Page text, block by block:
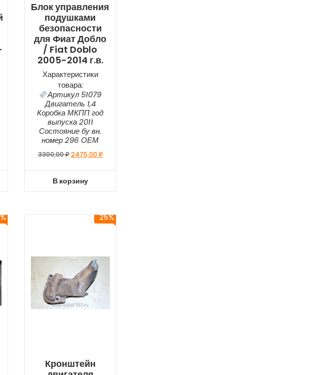
Блок управления
подушками
безопасности
для Фиат Добло
/ Fiat Doblo
2005-2014 г.в.
Характеристики
товара:
Артикул 51079
Двигатель 1,4
Коробка МКПП год
выпуска 2011
Состояние бу вн.
номер 296 ОЕМ
3300,00₽2475,00₽
В корзину
25%
Кронштейн